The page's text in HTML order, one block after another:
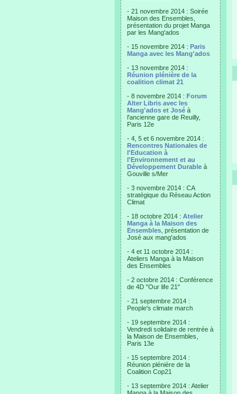
- 21 novembre 2014 : Soirée
Maison des Ensembles,
présentation du projet Manga
par les Mang'ados
- 15 novembre 2014 : Paris
Manga avec les Mang'ados
- 13 novembre 2014 :
Réunion plénière de la
coalition climat 21
- 8 novembre 2014 : Forum
Alter Libris avec les
Mang'ados et José à
l'ancienne gare de Reuilly,
Paris 12e
- 4, 5 et 6 novembre 2014 :
Rencontres Nationales de
l'Education à
l'Environnement et au
Développement Durable à
Gouville s/Mer
- 3 novembre 2014 : CA
stratégique du Réseau Action
Climat
- 18 octobre 2014 : Atelier
Manga à la Maison des
Ensembles , présentation de
José aux mang'ados
- 4 et 11 octobre 2014 :
Ateliers Manga à la Maison
des Ensembles
- 2 octobre 2014 : Conférence
de 4D "Our life 21"
- 21 septembre 2014 :
People's climate march
- 19 septembre 2014 :
Vendredi solidaire de rentrée à
la Maison de Ensembles,
Paris 13e
- 15 septembre 2014 :
Réunion plénière de la
Coalition Cop21
- 13 septembre 2014 : Atelier